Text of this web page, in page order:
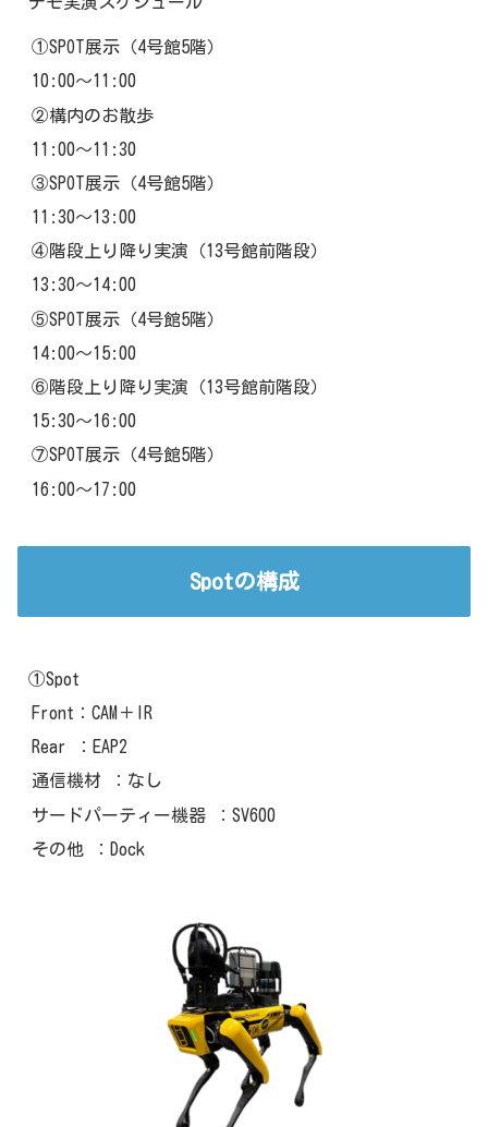
①SPOT展示（4号館5階）
10:00～11:00
②構内のお散歩
11:00～11:30
③SPOT展示（4号館5階）
11:30～13:00
④階段上り降り実演（13号館前階段）
13:30～14:00
⑤SPOT展示（4号館5階）
14:00～15:00
⑥階段上り降り実演（13号館前階段）
15:30～16:00
⑦SPOT展示（4号館5階）
16:00～17:00
Spotの構成
①Spot
Front：CAM＋IR
Rear ：EAP2
通信機材 ：なし
サードパーティー機器 ：SV600
その他 ：Dock